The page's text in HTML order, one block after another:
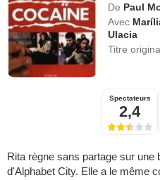
De Paul
Avec
Ulacia
Titre
Spectateurs
2,4
Rita règne sans partage sur une
d'Alphabet City. Elle a le même